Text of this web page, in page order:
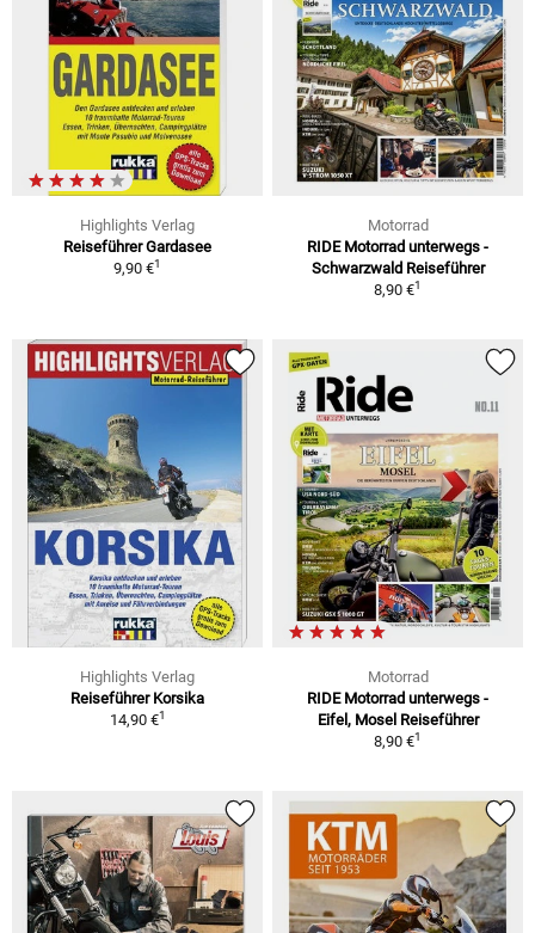
Highlights Verlag
Reiseführer Gardasee
9,90 €1
Motorrad
RIDE Motorrad unterwegs -
Schwarzwald Reiseführer
8,90 €1
Highlights Verlag
Reiseführer Korsika
14,90 €1
Motorrad
RIDE Motorrad unterwegs -
Eifel, Mosel Reiseführer
8,90 €1